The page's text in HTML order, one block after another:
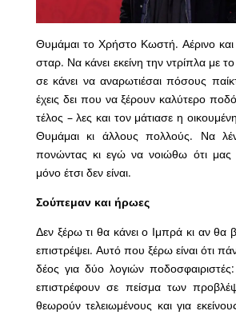
Θυμάμαι το Χρήστο Κωστή. Αέρινο
σταρ. Να κάνει εκείνη την ντρίπλα με
σε κάνει να αναρωτιέσαι πόσους
έχεις δει που να ξέρουν καλύτερο
τέλος – λες και τον μάτιασε η
Θυμάμαι κι άλλους πολλούς. Να
πονώντας κι εγώ να νοιώθω ότι
μόνο έτσι δεν είναι.
Σούπεμαν και ήρωες
Δεν ξέρω τι θα κάνει ο Ιμπρά κι αν θα
επιστρέψει. Αυτό που ξέρω είναι ότι
δέος για δύο λογιών
επιστρέφουν σε πείσμα των
θεωρούν τελειωμένους και για